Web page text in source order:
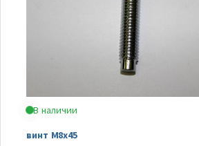
В наличии
винт М8х45